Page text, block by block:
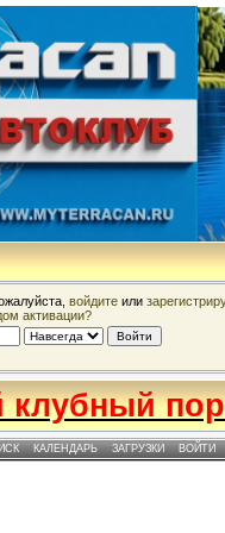
войдите или
активации?
КАЛЕНДАРЬ ЗАГРУЗКИ ВОЙТИ